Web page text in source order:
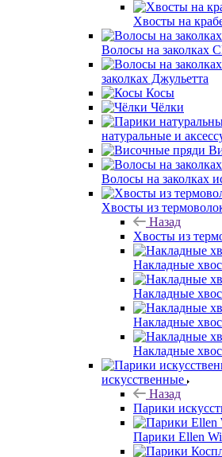
Хвосты на
Волосы на заколках
заколках Джульетта
Косы
Чёлки
натуральные и
Волосы на заколках
Хвосты из
Назад
Хвосты из
Накладные
Накладные
Накладные
Накладные
искусственные
Назад
Парики
Парики Ellen